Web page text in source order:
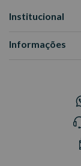
Institucional
Informações